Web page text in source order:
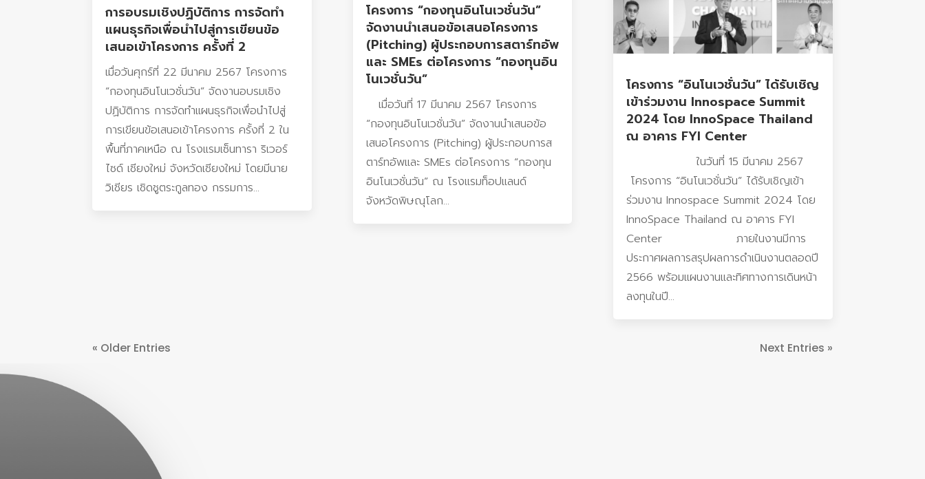
การอบรมเชิงปฏิบัติการ การจัดทำ
แผนธุรกิจเพื่อนำไปสู่การเขียนข้อ
เสนอเข้าโครงการ ครั้งที่ 2
เมื่อวันศุกร์ที่ 22 มีนาคม 2567 โครงการ
“กองทุนอินโนเวชั่นวัน” จัดงานอบรมเชิง
ปฏิบัติการ การจัดทำแผนธุรกิจเพื่อนำไปสู่
การเขียนข้อเสนอเข้าโครงการ ครั้งที่ 2 ใน
พื้นที่ภาคเหนือ ณ โรงแรมเซ็นทารา ริเวอร์
ไซด์ เชียงใหม่ จังหวัดเชียงใหม่ โดยมีนาย
วิเชียร เชิดชูตระกูลทอง กรรมการ...
โครงการ “กองทุนอินโนเวชั่นวัน”
จัดงานนำเสนอข้อเสนอโครงการ
(Pitching) ผู้ประกอบการสตาร์ทอัพ
และ SMEs ต่อโครงการ “กองทุนอิน
โนเวชั่นวัน”
เมื่อวันที่ 17 มีนาคม 2567 โครงการ
“กองทุนอินโนเวชั่นวัน” จัดงานนำเสนอข้อ
เสนอโครงการ (Pitching) ผู้ประกอบการส
ตาร์ทอัพและ SMEs ต่อโครงการ “กองทุน
อินโนเวชั่นวัน” ณ โรงแรมท็อปแลนด์
จังหวัดพิษณุโลก...
โครงการ “อินโนเวชั่นวัน” ได้รับเชิญ
เข้าร่วมงาน Innospace Summit
2024 โดย InnoSpace Thailand
ณ อาคาร FYI Center
ในวันที่ 15 มีนาคม 2567
โครงการ “อินโนเวชั่นวัน” ได้รับเชิญเข้า
ร่วมงาน Innospace Summit 2024 โดย
InnoSpace Thailand ณ อาคาร FYI
Center ภายในงานมีการ
ประกาศผลการสรุปผลการดำเนินงานตลอดปี
2566 พร้อมแผนงานและทิศทางการเดินหน้า
ลงทุนในปี...
« Older Entries Next Entries »